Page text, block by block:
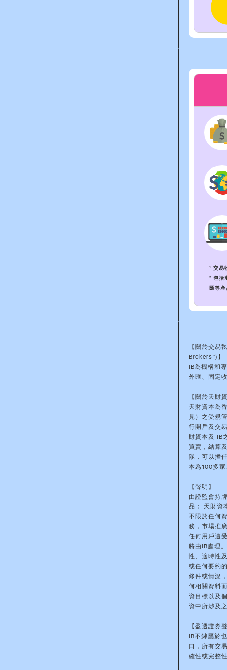
¹ 交
² 包括
匯等產
【關於交易
Brokers”)】
IB為機構和
外匯、固定
【關於天財
天財資本為
見）之受規
行開戶及交
財資本及 IB
買賣，結算
隊，可以擔
本為100多家
【聲明】
由證監會持
品； 天財資
不限於任何
務，市場推
任何用戶遭
將由IB處理
性、適時性
或任何要約
條件或情況
何相關資料
資目標以及
資中所涉及
【盈透證券聲
IB不隸屬於
口，所有交
確性或完整